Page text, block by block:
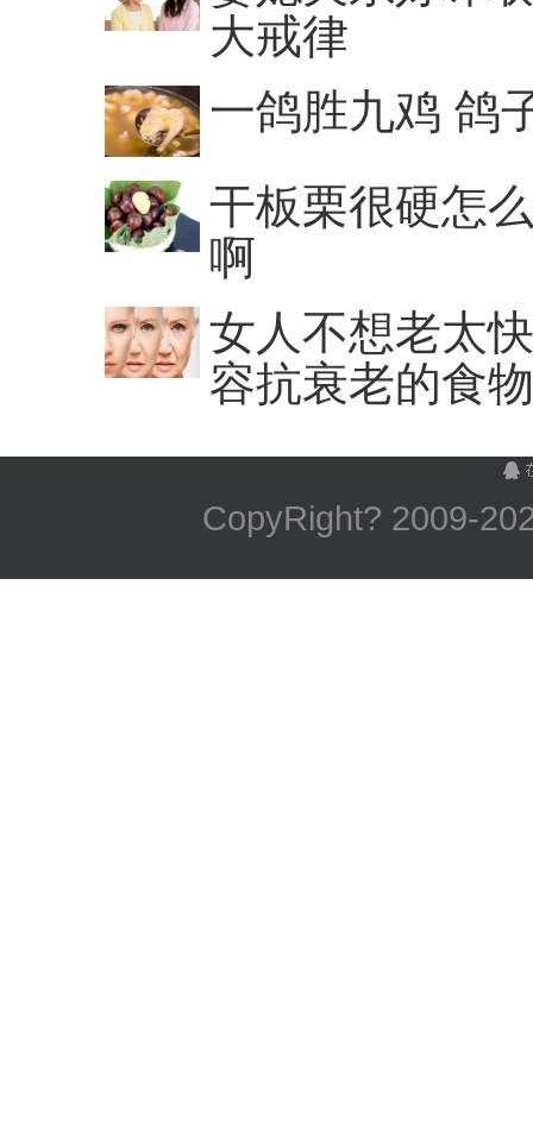
大戒律
一鸽胜九鸡 鸽
干板栗很硬怎
啊
女人不想老太
容抗衰老的食
CopyRight? 2009-